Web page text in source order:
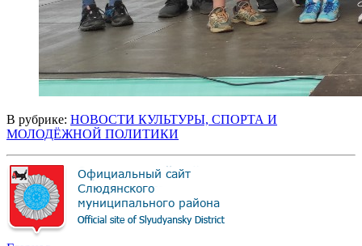
В рубрике: НОВОСТИ КУЛЬТУРЫ, СПОРТА И
МОЛОДЁЖНОЙ ПОЛИТИКИ